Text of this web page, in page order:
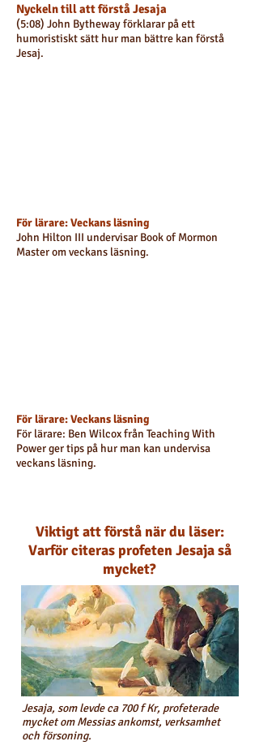
Nyckeln till att förstå Jesaja
(5:08) John Bytheway förklarar på ett
humoristiskt sätt hur man bättre kan förstå
Jesaj.
För lärare: Veckans läsning
John Hilton III undervisar Book of Mormon
Master om veckans läsning.
För lärare: Veckans läsning
För lärare: Ben Wilcox från Teaching With
Power ger tips på hur man kan undervisa
veckans läsning.
Viktigt att förstå när du läser:
Varför citeras profeten Jesaja så
mycket?
Jesaja, som levde ca 700 f Kr, profeterade
mycket om Messias ankomst, verksamhet
och försoning.